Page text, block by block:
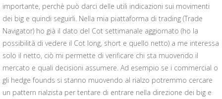
importante, perchè può darci delle utili indicazioni sui movimenti
dei big e quindi seguirli. Nella mia piattaforma di trading (Trade
Navigator) ho già il dato del Cot settimanale aggiornato (ho la
possibilità di vedere il Cot long, short e quello netto) a me interessa
solo il netto, ciò mi permette di verificare chi sta muovendo il
mercato e quali decisioni assumere. Ad esempio se i commercial o
gli hedge founds si stanno muovendo al rialzo potremmo cercare
un pattern rialzista per tentare di entrare nella direzione dei big e